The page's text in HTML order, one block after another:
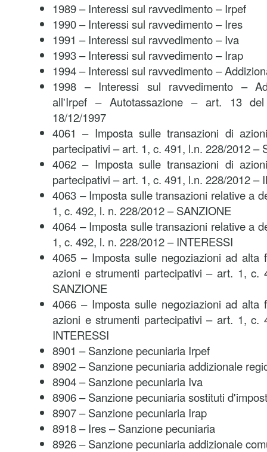
1989 – Interessi sul ravvedimento – Irpef
1990 – Interessi sul ravvedimento – Ires
1991 – Interessi sul ravvedimento – Iva
1993 – Interessi sul ravvedimento – Irap
1994 – Interessi sul ravvedimento –
1998 – Interessi sul ravvedimento –
all'Irpef – Autotassazione – art. 13
18/12/1997
4061 – Imposta sulle transazioni di
partecipativi – art. 1, c. 491, l.n. 228/2012 –
4062 – Imposta sulle transazioni di
partecipativi – art. 1, c. 491, l.n. 228/2012 –
4063 – Imposta sulle transazioni relative a
1, c. 492, l. n. 228/2012 – SANZIONE
4064 – Imposta sulle transazioni relative a
1, c. 492, l. n. 228/2012 – INTERESSI
4065 – Imposta sulle negoziazioni ad alta
azioni e strumenti partecipativi – art. 1, c.
SANZIONE
4066 – Imposta sulle negoziazioni ad alta
azioni e strumenti partecipativi – art. 1, c.
INTERESSI
8901 – Sanzione pecuniaria Irpef
8902 – Sanzione pecuniaria addizionale
8904 – Sanzione pecuniaria Iva
8906 – Sanzione pecuniaria sostituti
8907 – Sanzione pecuniaria Irap
8918 – Ires – Sanzione pecuniaria
8926 – Sanzione pecuniaria addizionale